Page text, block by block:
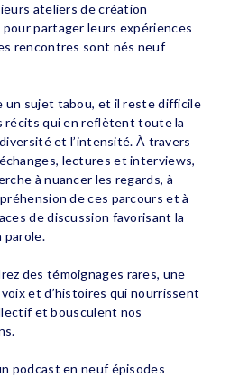
ateliers de création
partager leurs expériences
rencontres sont nés neuf
un sujet tabou, et il reste difficile
récits qui en reflètent toute la
et l’intensité. À travers
lectures et interviews,
à nuancer les regards, à
de ces parcours et à
de discussion favorisant la
parole.
des témoignages rares, une
et d’histoires qui nourrissent
et bousculent nos
podcast en neuf épisodes